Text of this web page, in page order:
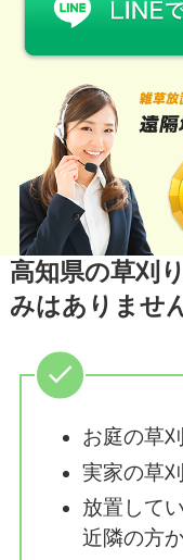
高知県の草刈
みはありませ
お庭の草
実家の草
放置して
近隣の方